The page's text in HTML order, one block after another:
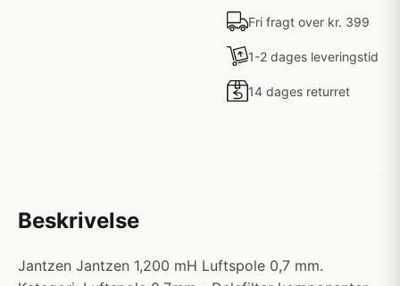
Fri fragt over kr. 399
1-2 dages leveringstid
14 dages returret
Beskrivelse
Jantzen Jantzen 1,200 mH Luftspole 0,7 mm.